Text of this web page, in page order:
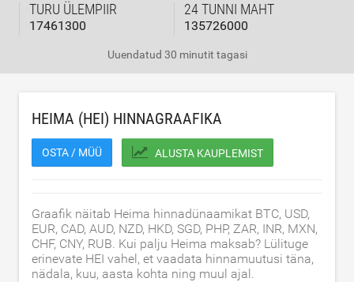
TURU ÜLEMPIIR
17461300
24 TUNNI MAHT
135726000
Uuendatud 30 minutit tagasi
HEIMA (HEI) HINNAGRAAFIKA
OSTA / MÜÜ ALUSTA KAUPLEMIST
Graafik näitab Heima hinnadünaamikat BTC, USD,
EUR, CAD, AUD, NZD, HKD, SGD, PHP, ZAR, INR, MXN,
CHF, CNY, RUB. Kui palju Heima maksab? Lülituge
erinevate HEI vahel, et vaadata hinnamuutusi täna,
nädala, kuu, aasta kohta ning muul ajal.